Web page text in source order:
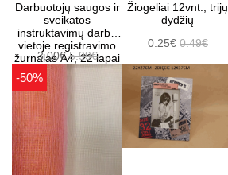
Darbuotojų saugos ir
sveikatos
instruktavimų darbo
vietoje registravimo
žurnalas A4, 22 lapai
3.00€5.99€
Žiogeliai 12vnt., trijų
dydžių
0.25€ 0.49€
-50%